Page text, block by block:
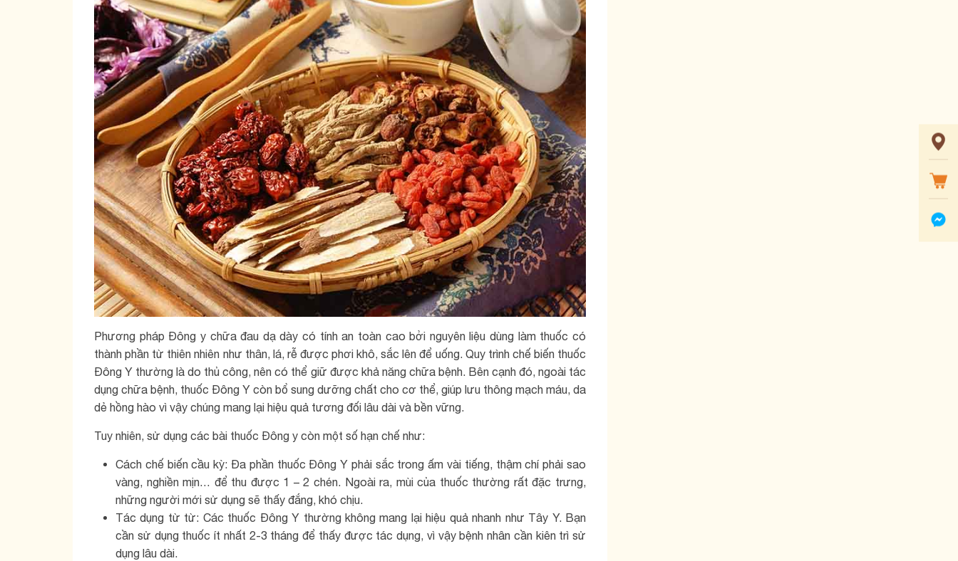
Phương pháp Đông y chữa đau dạ dày có tính an toàn cao bởi nguyên liệu dùng làm thuốc có
thành phần từ thiên nhiên như thân, lá, rễ được phơi khô, sắc lên để uống. Quy trình chế biến thuốc
Đông Y thường là do thủ công, nên có thể giữ được khả năng chữa bệnh. Bên cạnh đó, ngoài tác
dụng chữa bệnh, thuốc Đông Y còn bổ sung dưỡng chất cho cơ thể, giúp lưu thông mạch máu, da
dẻ hồng hào vì vậy chúng mang lại hiệu quả tương đối lâu dài và bền vững.
Tuy nhiên, sử dụng các bài thuốc Đông y còn một số hạn chế như:
Cách chế biến cầu kỳ: Đa phần thuốc Đông Y phải sắc trong ấm vài tiếng, thậm chí phải sao
vàng, nghiền mịn… để thu được 1 – 2 chén. Ngoài ra, mùi của thuốc thường rất đặc trưng,
những người mới sử dụng sẽ thấy đắng, khó chịu.
Tác dụng từ từ: Các thuốc Đông Y thường không mang lại hiệu quả nhanh như Tây Y. Bạn
cần sử dụng thuốc ít nhất 2-3 tháng để thấy được tác dụng, vì vậy bệnh nhân cần kiên trì sử
dụng lâu dài.